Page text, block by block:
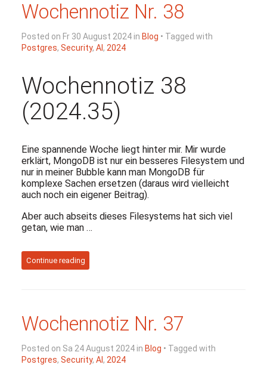
Wochennotiz Nr. 38
Posted on Fr 30 August 2024 in Blog • Tagged with
Postgres, Security, AI, 2024
Wochennotiz 38
(2024.35)
Eine spannende Woche liegt hinter mir. Mir wurde
erklärt, MongoDB ist nur ein besseres Filesystem und
nur in meiner Bubble kann man MongoDB für
komplexe Sachen ersetzen (daraus wird vielleicht
auch noch ein eigener Beitrag).
Aber auch abseits dieses Filesystems hat sich viel
getan, wie man …
Continue reading
Wochennotiz Nr. 37
Posted on Sa 24 August 2024 in Blog • Tagged with
Postgres, Security, AI , 2024